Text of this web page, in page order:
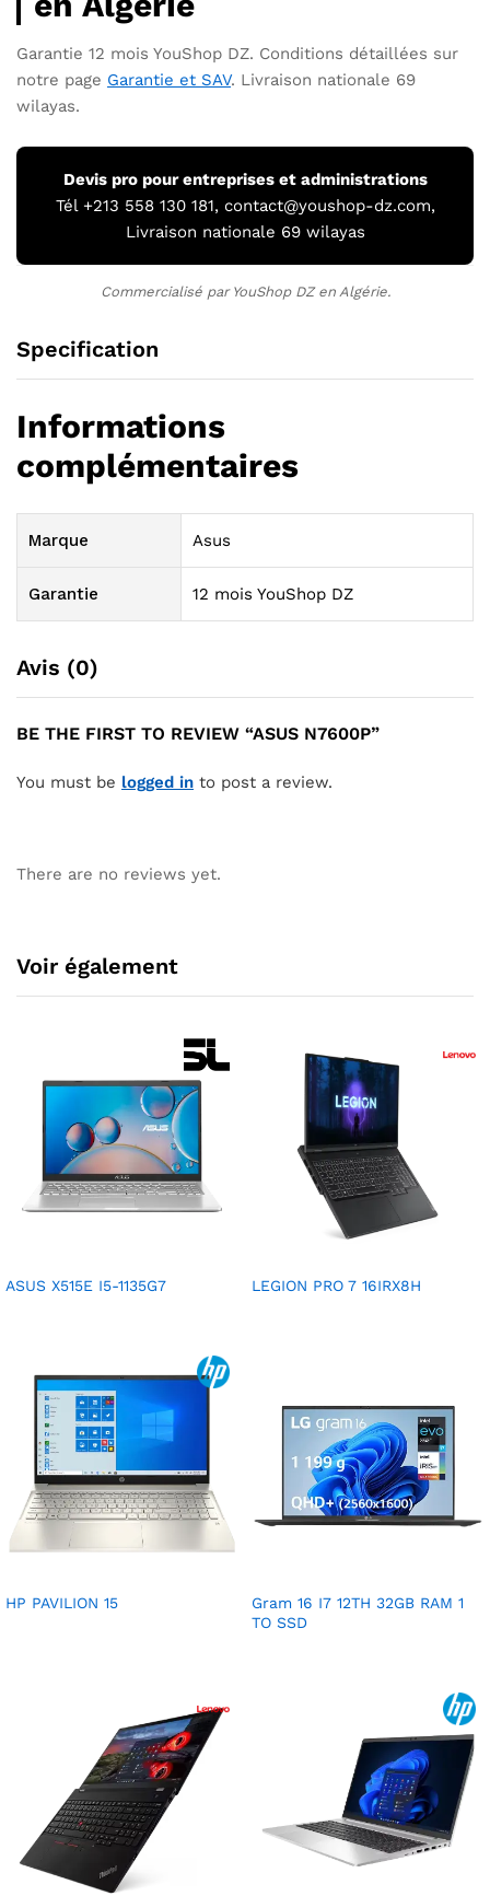
Garantie 12 mois YouShop DZ. Conditions détaillées sur
notre page Garantie et SAV. Livraison nationale 69
wilayas.
Devis pro pour entreprises et administrations
Tél +213 558 130 181, contact@youshop-dz.com,
Livraison nationale 69 wilayas
Commercialisé par YouShop DZ en Algérie.
Specification
Informations
complémentaires
Marque Asus
Garantie 12 mois YouShop DZ
Avis (0)
BE THE FIRST TO REVIEW “ASUS N7600P”
You must be logged in to post a review.
There are no reviews yet.
Voir également
ASUS X515E I5-1135G7 LEGION PRO 7 16IRX8H
HP PAVILION 15
Gram 16 I7 12TH 32GB RAM 1
TO SSD